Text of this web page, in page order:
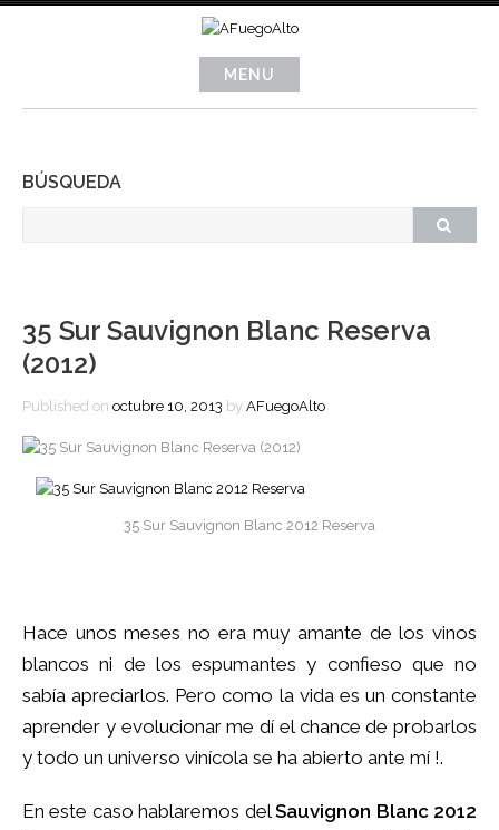
MENU
BÚSQUEDA
35 Sur Sauvignon Blanc Reserva
(2012)
Published on octubre 10, 2013 by AFuegoAlto
35 Sur Sauvignon Blanc 2012 Reserva
Hace unos meses no era muy amante de los vinos
blancos ni de los espumantes y confieso que no
sabía apreciarlos. Pero como la vida es un constante
aprender y evolucionar me dí el chance de probarlos
y todo un universo vinícola se ha abierto ante mí !.
En este caso hablaremos delSauvignon Blanc 2012